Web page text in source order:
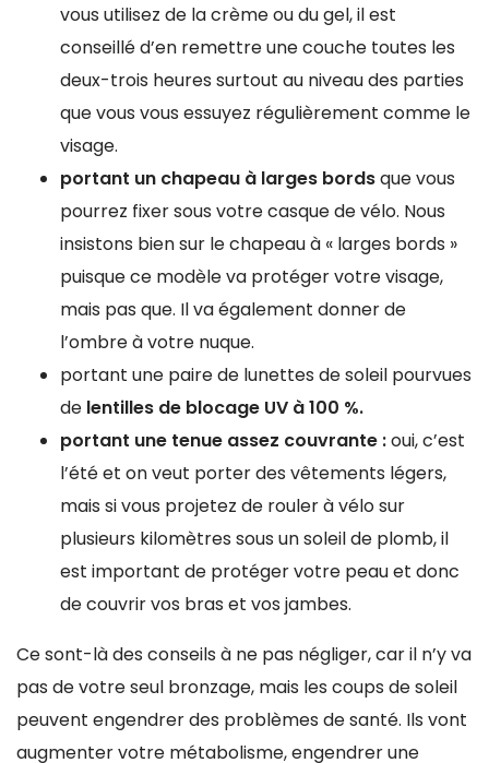
vous utilisez de la crème ou du gel, il est
conseillé d’en remettre une couche toutes les
deux-trois heures surtout au niveau des parties
que vous vous essuyez régulièrement comme le
visage.
portant un chapeau à larges bordsque vous
pourrez fixer sous votre casque de vélo. Nous
insistons bien sur le chapeau à « larges bords »
puisque ce modèle va protéger votre visage,
mais pas que. Il va également donner de
l’ombre à votre nuque.
portant une paire de lunettes de soleil pourvues
de lentilles de blocage UV à 100 %.
portant une tenue assez couvrante :oui, c’est
l’été et on veut porter des vêtements légers,
mais si vous projetez de rouler à vélo sur
plusieurs kilomètres sous un soleil de plomb, il
est important de protéger votre peau et donc
de couvrir vos bras et vos jambes.
Ce sont-là des conseils à ne pas négliger, car il n’y va
pas de votre seul bronzage, mais les coups de soleil
peuvent engendrer des problèmes de santé. Ils vont
augmenter votre métabolisme, engendrer une